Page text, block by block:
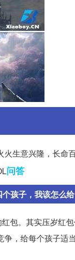
生意兴隆，长
问答
孩子，我该怎么
包。其实压岁红
，给每个孩子